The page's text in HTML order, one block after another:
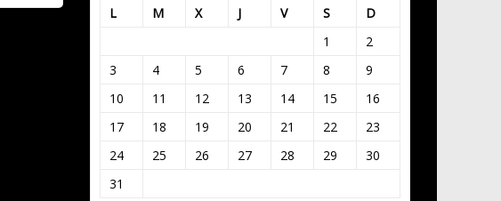
L
M X J V S
D
1
2
3
4 5 6 7 8
9
10
11 12 13 14 15
16
17
18 19 20 21 22
23
24
25 26 27 28 29
30
31